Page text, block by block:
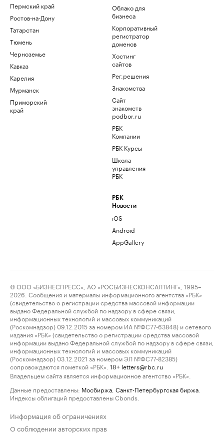
Пермский край
Ростов-на-Дону
Татарстан
Тюмень
Черноземье
Кавказ
Карелия
Мурманск
Приморский
край
Облако для
бизнеса
Корпоративный
регистратор
доменов
Хостинг
сайтов
Рег.решения
Знакомства
Сайт
знакомств
podbor.ru
РБК
Компании
РБК Курсы
Школа
управления
РБК
РБК
Новости
iOS
Android
AppGallery
© ООО «БИЗНЕСПРЕСС», АО «РОСБИЗНЕСКОНСАЛТИНГ», 1995–
2026. Сообщения и материалы информационного агентства «РБК»
(свидетельство о регистрации средства массовой информации
выдано Федеральной службой по надзору в сфере связи,
информационных технологий и массовых коммуникаций
(Роскомнадзор) 09.12.2015 за номером ИА №ФС77-63848) и сетевого
издания «РБК» (свидетельство о регистрации средства массовой
информации выдано Федеральной службой по надзору в сфере связи,
информационных технологий и массовых коммуникаций
(Роскомнадзор) 03.12.2021 за номером ЭЛ №ФС77-82385)
сопровождаются пометкой «РБК».
18+ letters@rbc.ru
Владельцем сайта является информационное агентство «РБК».
Данные предоставлены: Мосбиржа Санкт-Петербургская биржа
Индексы облигаций предоставлены Cbonds.
Информация об ограничениях
О соблюдении авторских прав